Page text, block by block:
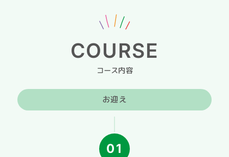
コース内容
COURSE
お迎え
01